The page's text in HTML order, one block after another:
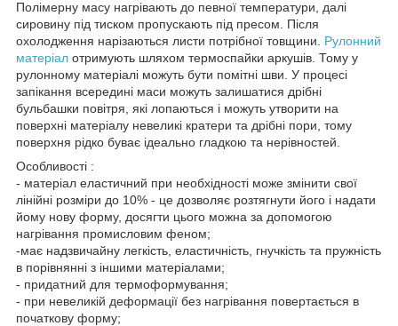
Полімерну масу нагрівають до певної температури, далі
сировину під тиском пропускають під пресом. Після
охолодження нарізаються листи потрібної товщини. Рулонний
матеріал отримують шляхом термоспайки аркушів. Тому у
рулонному матеріалі можуть бути помітні шви. У процесі
запікання всередині маси можуть залишатися дрібні
бульбашки повітря, які лопаються і можуть утворити на
поверхні матеріалу невеликі кратери та дрібні пори, тому
поверхня рідко буває ідеально гладкою та нерівностей.
Особливості :
- матеріал еластичний при необхідності може змінити свої
лінійні розміри до 10% - це дозволяє розтягнути його і надати
йому нову форму, досягти цього можна за допомогою
нагрівання промисловим феном;
-має надзвичайну легкість, еластичність, гнучкість та пружність
в порівнянні з іншими матеріалами;
- придатний для термоформування;
- при невеликій деформації без нагрівання повертається в
початкову форму;